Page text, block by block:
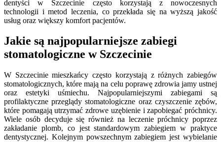
dentyści w Szczecinie często korzystają z nowoczesnych
technologii i metod leczenia, co przekłada się na wyższą jakość
usług oraz większy komfort pacjentów.
Jakie są najpopularniejsze zabiegi
stomatologiczne w Szczecinie
W Szczecinie mieszkańcy często korzystają z różnych zabiegów
stomatologicznych, które mają na celu poprawę zdrowia jamy ustnej
oraz estetyki uśmiechu. Najpopularniejszymi zabiegami są
profilaktyczne przeglądy stomatologiczne oraz czyszczenie zębów,
które pomagają utrzymać zdrowe uzębienie i zapobiegać próchnicy.
Wiele osób decyduje się również na leczenie próchnicy poprzez
zakładanie plomb, co jest standardowym zabiegiem w praktyce
dentystycznej. Kolejnym powszechnym zabiegiem jest wybielanie